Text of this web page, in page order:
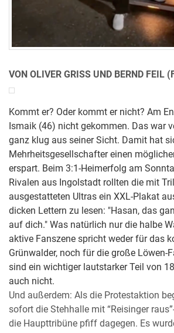
VON OLIVER GRISS UND BERND FEIL
Kommt er? Oder kommt er nicht? Am
Ismaik (46) nicht gekommen. Das war
ganz klug aus seiner Sicht. Damit hat
Mehrheitsgesellschafter einen
erspart. Beim 3:1-Heimerfolg am
Rivalen aus Ingolstadt rollten die mit
ausgestatteten Ultras ein XXL-Plakat
dicken Lettern zu lesen: "Hasan, das
auf dich." Was natürlich nur die halbe
aktive Fanszene spricht weder für das
Grünwalder, noch für die große Löwen-
sind ein wichtiger lautstarker Teil von
auch nicht.
Und außerdem: Als die Protestaktion
sofort die Stehhalle mit “Reisinger
die Haupttribüne pfiff dagegen. Es